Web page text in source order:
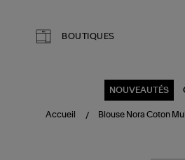
BOUTIQUES
NOUVEAUTÉS
Accueil Blouse Nora Coton